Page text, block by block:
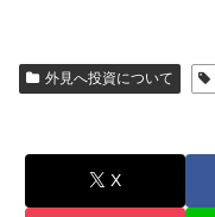
外見へ投資について
X